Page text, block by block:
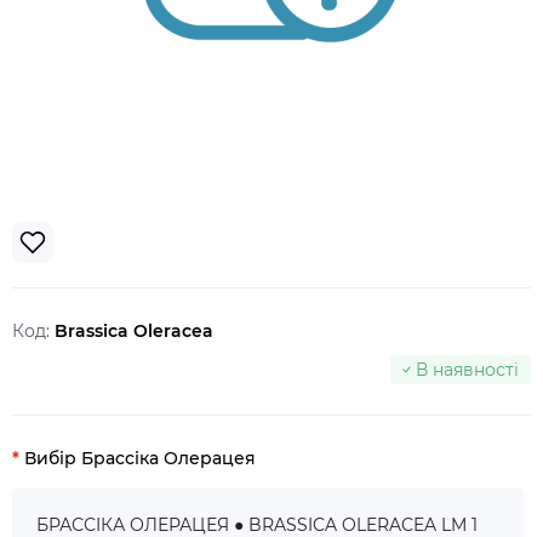
Код: Brassica Oleracea
В наявності
Вибір Брассіка Олерацея
БРАССІКА ОЛЕРАЦЕЯ ● BRASSICA OLERACEA LM 1